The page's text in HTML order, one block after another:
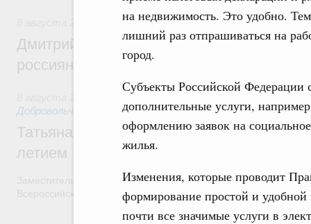
на недвижимость. Это удобно.
лишний раз отпрашиваться на
город.
Субъекты Российской Федерации
дополнительные услуги,
оформлению заявок на
жилья.
Изменения, которые проводит
формирование простой и
почти все значимые услуги в
Спорт высших достижений и массовый
Дмитрий Чернышенко и Михаил
россиян с Днём физкультурника
Социальные инновации. Некоммерческие
Добровольчество и волонтёрство. Благотворительность
Татьяна Голикова поздравила
летием
Заместитель Председателя Правительства Татьяна Голикова
Всероссийского общественного движения «Волонтёры-